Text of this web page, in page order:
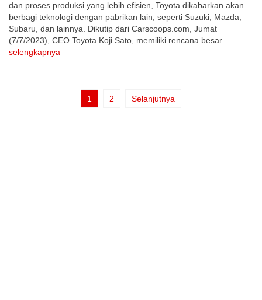
dan proses produksi yang lebih efisien, Toyota dikabarkan akan
berbagi teknologi dengan pabrikan lain, seperti Suzuki, Mazda,
Subaru, dan lainnya. Dikutip dari Carscoops.com, Jumat
(7/7/2023), CEO Toyota Koji Sato, memiliki rencana besar...
selengkapnya
1 2 Selanjutnya